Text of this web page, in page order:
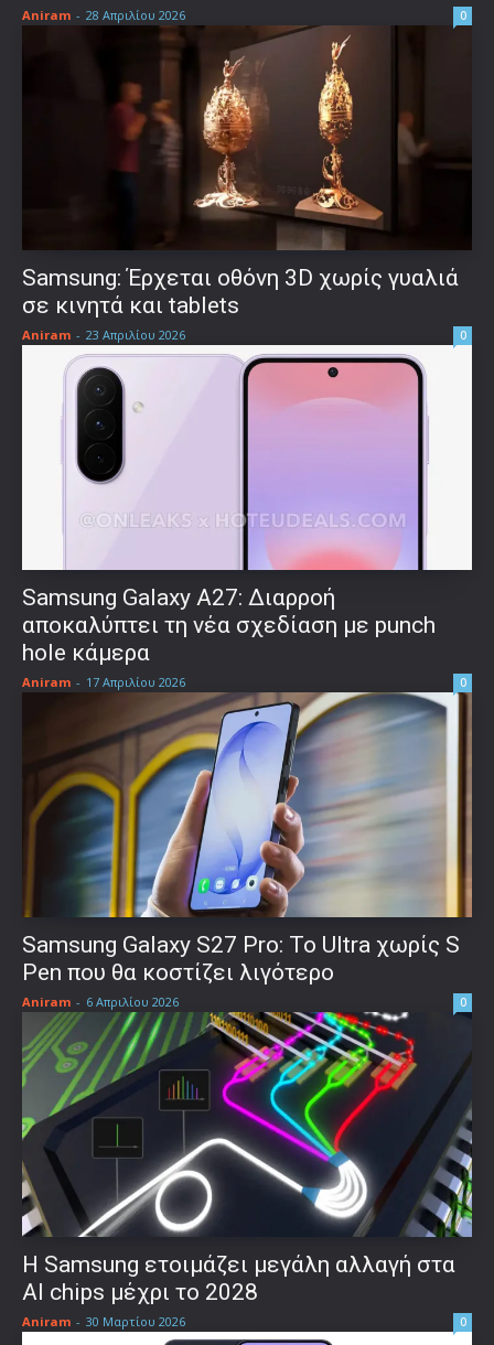
Aniram - 28 Απριλίου 2026 0
Samsung: Έρχεται οθόνη 3D χωρίς γυαλιά
σε κινητά και tablets
Aniram - 23 Απριλίου 2026 0
Samsung Galaxy A27: Διαρροή
αποκαλύπτει τη νέα σχεδίαση με punch
hole κάμερα
Aniram - 17 Απριλίου 2026 0
Samsung Galaxy S27 Pro: Το Ultra χωρίς S
Pen που θα κοστίζει λιγότερο
Aniram - 6 Απριλίου 2026 0
Η Samsung ετοιμάζει μεγάλη αλλαγή στα
AI chips μέχρι το 2028
Aniram - 30 Μαρτίου 2026 0